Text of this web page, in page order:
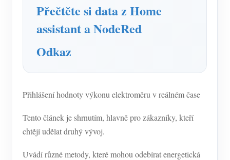
Prozkoumat
Program odměn
Kontakt
O nás
Přečtěte si data z Home
assistant a NodeRed
Odkaz
Přihlášení hodnoty výkonu elektroměru v reálném čase
Tento článek je shrnutím, hlavně pro zákazníky, kteří
chtějí udělat druhý vývoj.
Uvádí různé metody, které mohou odebírat energetická